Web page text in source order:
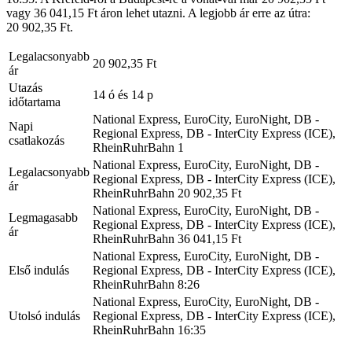
vagy 36 041,15 Ft áron lehet utazni. A legjobb ár erre az útra:
20 902,35 Ft.
Legalacsonyabb
ár
20 902,35 Ft
Utazás
időtartama
14 ó és 14 p
Napi
csatlakozás
National Express, EuroCity, EuroNight, DB -
Regional Express, DB - InterCity Express (ICE),
RheinRuhrBahn 1
Legalacsonyabb
ár
National Express, EuroCity, EuroNight, DB -
Regional Express, DB - InterCity Express (ICE),
RheinRuhrBahn 20 902,35 Ft
Legmagasabb
ár
National Express, EuroCity, EuroNight, DB -
Regional Express, DB - InterCity Express (ICE),
RheinRuhrBahn 36 041,15 Ft
Első indulás
National Express, EuroCity, EuroNight, DB -
Regional Express, DB - InterCity Express (ICE),
RheinRuhrBahn 8:26
Utolsó indulás
National Express, EuroCity, EuroNight, DB -
Regional Express, DB - InterCity Express (ICE),
RheinRuhrBahn 16:35